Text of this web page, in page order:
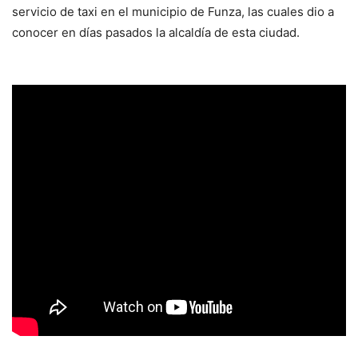
servicio de taxi en el municipio de Funza, las cuales dio a
conocer en días pasados la alcaldía de esta ciudad.